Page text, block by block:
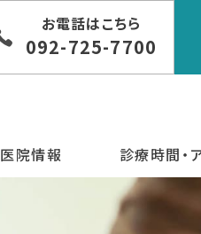
お電話はこちら
092-725-7700
医院情報 診療時間・